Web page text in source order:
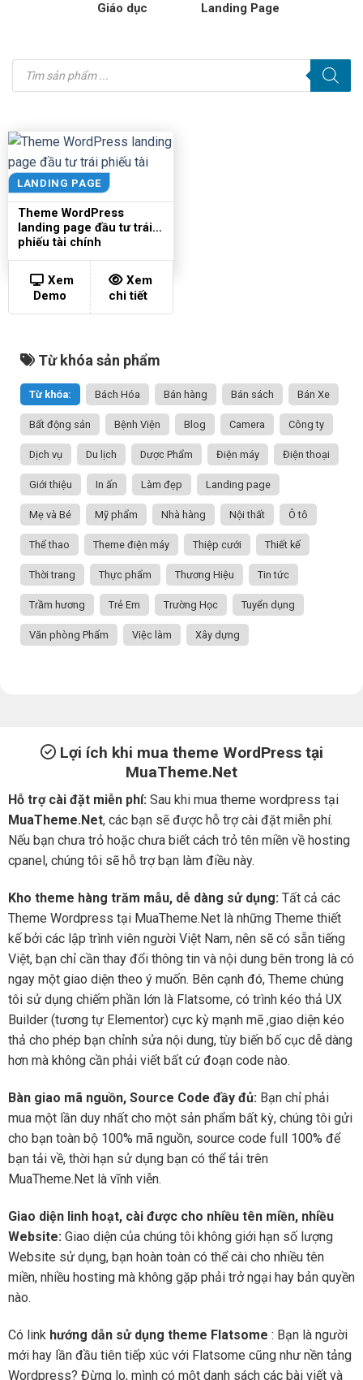
Giáo dục Landing Page
Tìm
kiếm
sản
LANDING PAGE
Theme WordPress
landing page đầu tư trái
phiếu tài chính
Xem
Demo
Xem
chi tiết
Từ khóa sản phẩm
Từ khóa: Bách Hóa Bán hàng Bán sách Bán Xe
Bất động sản Bệnh Viện Blog Camera Công ty
Dịch vụ Du lịch Dược Phẩm Điện máy Điện thoại
Giới thiệu In ấn Làm đẹp Landing page
Mẹ và Bé Mỹ phẩm Nhà hàng Nội thất Ô tô
Thể thao Theme điện máy Thiệp cưới Thiết kế
Thời trang Thực phẩm Thương Hiệu Tin tức
Trầm hương Trẻ Em Trường Học Tuyển dụng
Văn phòng Phẩm Việc làm Xây dựng
Lợi ích khi mua theme WordPress tại
MuaTheme.Net
Hỗ trợ cài đặt miễn phí: Sau khi mua theme wordpress tại
MuaTheme.Net, các bạn sẽ được hỗ trợ cài đặt miễn phí.
Nếu bạn chưa trỏ hoặc chưa biết cách trỏ tên miền về hosting
cpanel, chúng tôi sẽ hỗ trợ bạn làm điều này.
Kho theme hàng trăm mẫu, dễ dàng sử dụng: Tất cả các
Theme Wordpress tại MuaTheme.Net là những Theme thiết
kế bởi các lập trình viên người Việt Nam, nên sẽ có sẵn tiếng
Việt, bạn chỉ cần thay đổi thông tin và nội dung bên trong là có
ngay một giao diện theo ý muốn. Bên cạnh đó, Theme chúng
tôi sử dụng chiếm phần lớn là Flatsome, có trình kéo thả UX
Builder (tương tự Elementor) cực kỳ mạnh mẽ ,giao diện kéo
thả cho phép bạn chỉnh sửa nội dung, tùy biến bố cục dễ dàng
hơn mà không cần phải viết bất cứ đoạn code nào.
Bàn giao mã nguồn, Source Code đầy đủ: Bạn chỉ phải
mua một lần duy nhất cho một sản phẩm bất kỳ, chúng tôi gửi
cho bạn toàn bộ 100% mã nguồn, source code full 100% để
bạn tải về, thời hạn sử dụng bạn có thể tải trên
MuaTheme.Net là vĩnh viễn.
Giao diện linh hoạt, cài được cho nhiều tên miền, nhiều
Website: Giao diện của chúng tôi không giới hạn số lượng
Website sử dụng, bạn hoàn toàn có thể cài cho nhiều tên
miền, nhiều hosting mà không gặp phải trở ngại hay bản quyền
nào.
Có link hướng dẫn sử dụng theme Flatsome : Bạn là người
mới hay lần đầu tiên tiếp xúc với Flatsome cũng như nền tảng
Wordpress? Đừng lo, mình có một danh sách các bài viết và